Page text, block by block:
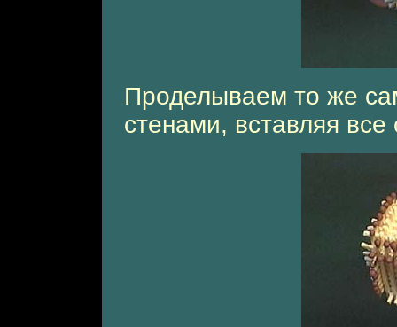
Проделываем то же
стенами, вставляя все